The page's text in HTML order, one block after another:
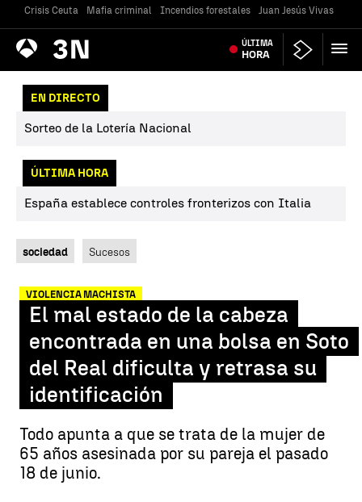
Crisis Ceuta Mafia criminal Incendios forestales Juan Jesús Vivas
Antena
3 Noticias ÚLTIMA
HORA
EN DIRECTO
Sorteo de la Lotería Nacional
ÚLTIMA HORA
España establece controles fronterizos con Italia
sociedad Sucesos
VIOLENCIA MACHISTA
El mal estado de la cabeza
encontrada en una bolsa en Soto
del Real dificulta y retrasa su
identificación
Todo apunta a que se trata de la mujer de
65 años asesinada por su pareja el pasado
18 de junio.